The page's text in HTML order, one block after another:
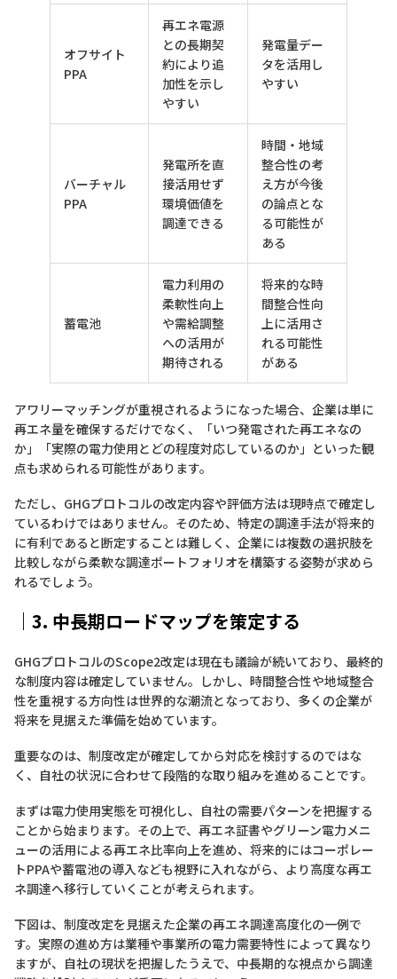
オフサイト
PPA
再エネ電源
との長期契
約により追
加性を示し
やすい
発電量デー
タを活用し
やすい
バーチャル
PPA
発電所を直
接活用せず
環境価値を
調達できる
時間・地域
整合性の考
え方が今後
の論点とな
る可能性が
ある
蓄電池
電力利用の
柔軟性向上
や需給調整
への活用が
期待される
将来的な時
間整合性向
上に活用さ
れる可能性
がある
アワリーマッチングが重視されるようになった場合、企業は単に
再エネ量を確保するだけでなく、「いつ発電された再エネなの
か」「実際の電力使用とどの程度対応しているのか」といった観
点も求められる可能性があります。
ただし、GHGプロトコルの改定内容や評価方法は現時点で確定し
ているわけではありません。そのため、特定の調達手法が将来的
に有利であると断定することは難しく、企業には複数の選択肢を
比較しながら柔軟な調達ポートフォリオを構築する姿勢が求めら
れるでしょう。
｜3. 中長期ロードマップを策定する
GHGプロトコルのScope2改定は現在も議論が続いており、最終的
な制度内容は確定していません。しかし、時間整合性や地域整合
性を重視する方向性は世界的な潮流となっており、多くの企業が
将来を見据えた準備を始めています。
重要なのは、制度改定が確定してから対応を検討するのではな
く、自社の状況に合わせて段階的な取り組みを進めることです。
まずは電力使用実態を可視化し、自社の需要パターンを把握する
ことから始まります。その上で、再エネ証書やグリーン電力メニ
ューの活用による再エネ比率向上を進め、将来的にはコーポレー
トPPAや蓄電池の導入なども視野に入れながら、より高度な再エ
ネ調達へ移行していくことが考えられます。
下図は、制度改定を見据えた企業の再エネ調達高度化の一例で
す。実際の進め方は業種や事業所の電力需要特性によって異なり
ますが、自社の現状を把握したうえで、中長期的な視点から調達